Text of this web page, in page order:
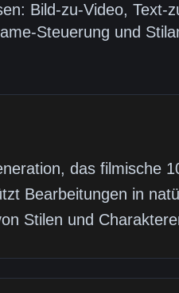
Bild-zu-Video, Text-
Steuerung und
das filmische
Bearbeitungen in
Stilen und